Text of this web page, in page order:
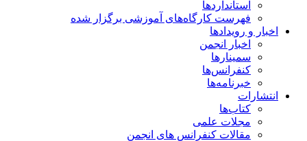
استانداردها
فهرست کارگاه‌های آموزشی برگزار شده
اخبار و رویدادها
اخبار انجمن
سمینارها
کنفرانس‌ها
خبرنامه‌ها
انتشارات
کتاب‌ها
مجلات علمی
مقالات کنفرانس های انجمن